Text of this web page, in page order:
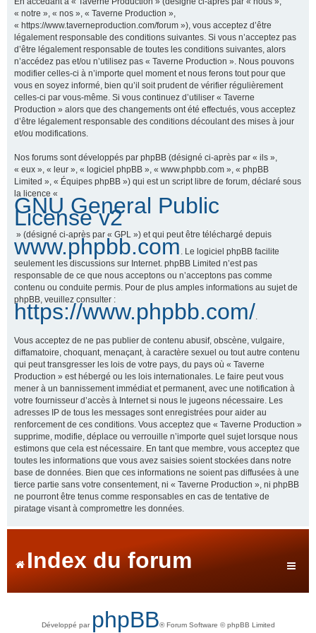
« notre », « nos », « Taverne Production »,
« https://www.taverneproduction.com/forum »), vous acceptez d’être
légalement responsable des conditions suivantes. Si vous n’acceptez pas
d’être légalement responsable de toutes les conditions suivantes, alors
n’accédez pas et/ou n’utilisez pas « Taverne Production ». Nous pouvons
modifier celles-ci à n’importe quel moment et nous ferons tout pour que
vous en soyez informé, bien qu’il soit prudent de vérifier régulièrement
celles-ci par vous-même. Si vous continuez d’utiliser « Taverne
Production » alors que des changements ont été effectués, vous acceptez
d’être légalement responsable des conditions découlant des mises à jour
et/ou modifications.
Nos forums sont développés par phpBB (désigné ci-après par « ils »,
« eux », « leur », « logiciel phpBB », « www.phpbb.com », « phpBB
Limited », « Équipes phpBB ») qui est un script libre de forum, déclaré sous
la licence «
GNU General Public
License v2
» (désigné ci-après par « GPL ») et qui peut être téléchargé depuis
www.phpbb.com
. Le logiciel phpBB facilite
seulement les discussions sur Internet. phpBB Limited n’est pas
responsable de ce que nous acceptons ou n’acceptons pas comme
contenu ou conduite permis. Pour de plus amples informations au sujet de
phpBB, veuillez consulter :
https://www.phpbb.com/
Vous acceptez de ne pas publier de contenu abusif, obscène, vulgaire,
diffamatoire, choquant, menaçant, à caractère sexuel ou tout autre contenu
qui peut transgresser les lois de votre pays, du pays où « Taverne
Production » est hébergé ou les lois internationales. Le faire peut vous
mener à un bannissement immédiat et permanent, avec une notification à
votre fournisseur d’accès à Internet si nous le jugeons nécessaire. Les
adresses IP de tous les messages sont enregistrées pour aider au
renforcement de ces conditions. Vous acceptez que « Taverne Production »
supprime, modifie, déplace ou verrouille n’importe quel sujet lorsque nous
estimons que cela est nécessaire. En tant que membre, vous acceptez que
toutes les informations que vous avez saisies soient stockées dans notre
base de données. Bien que ces informations ne soient pas diffusées à une
tierce partie sans votre consentement, ni « Taverne Production », ni phpBB
ne pourront être tenus comme responsables en cas de tentative de
piratage visant à compromettre les données.
Index du forum
Développé par phpBB® Forum Software © phpBB Limited